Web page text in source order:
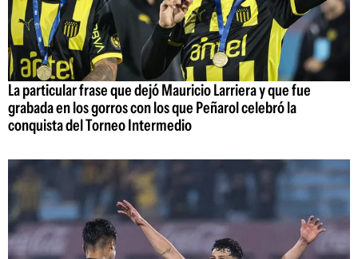
La particular frase que dejó Mauricio Larriera y que fue
grabada en los gorros con los que Peñarol celebró la
conquista del Torneo Intermedio